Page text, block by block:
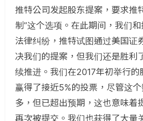
推特公司发起股东提案，要求推
制”这个选项。在此期间，我们
法律纠纷，推特试图通过美国证
决我们的提案，但我们还是胜利
续推进。我们在2017年初举行的
赢得了接近5%的投票，尽管这
多，但已超出预期，这也意味着
再次被提交。我们也获得了大量